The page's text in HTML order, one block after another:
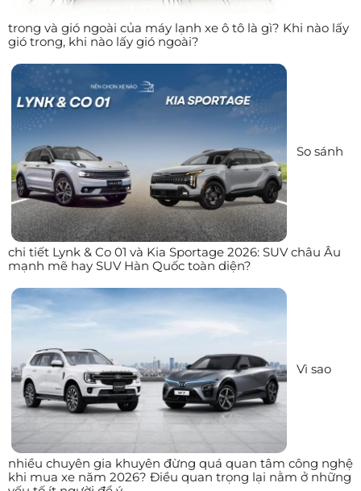
trong và gió ngoài của máy lạnh xe ô tô là gì? Khi nào lấy
gió trong, khi nào lấy gió ngoài?
So sánh
chi tiết Lynk & Co 01 và Kia Sportage 2026: SUV châu Âu
mạnh mẽ hay SUV Hàn Quốc toàn diện?
Vì sao
nhiều chuyên gia khuyên đừng quá quan tâm công nghệ
khi mua xe năm 2026? Điều quan trọng lại nằm ở những